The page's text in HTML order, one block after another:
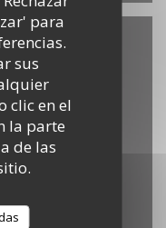
para
sus
clic en el
la parte
de las